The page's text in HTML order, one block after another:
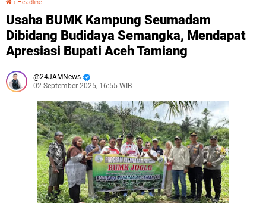
› Headline
Usaha BUMK Kampung Seumadam
Dibidang Budidaya Semangka, Mendapat
Apresiasi Bupati Aceh Tamiang
24JAMNews
02 September 2025, 16:55 WIB